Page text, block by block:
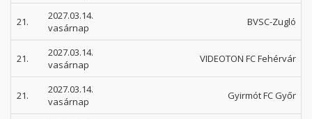
21.
2027.03.14.
vasárnap
BVSC-Zugló
21.
2027.03.14.
vasárnap
VIDEOTON FC Fehérvár
21.
2027.03.14.
vasárnap
Gyirmót FC Győr